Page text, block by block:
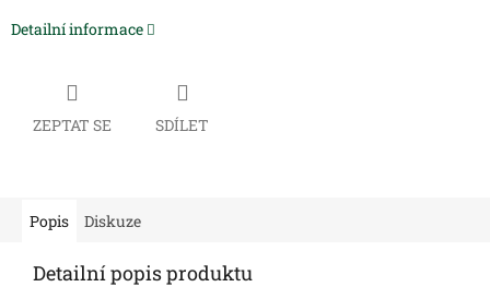
Detailní informace
ZEPTAT SE SDÍLET
Popis Diskuze
Detailní popis produktu